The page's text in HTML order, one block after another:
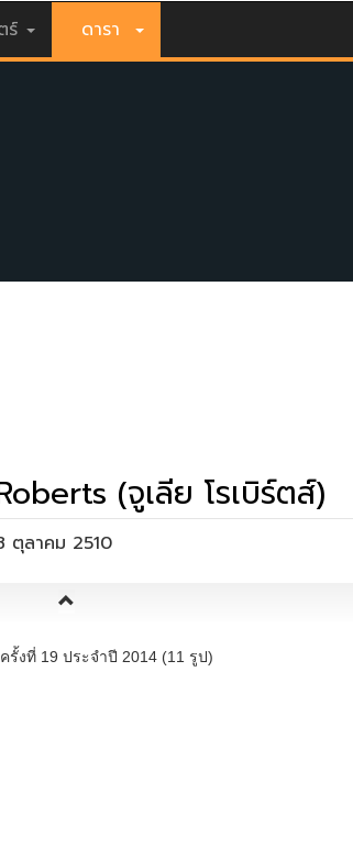
ร์ ดารา
(จูเลีย โรเบิร์ตส์)
ตุลาคม 2510
จีย ประเทศสหรัฐอเมริกา
รั้งที่ 19 ประจำปี 2014 (11 รูป)